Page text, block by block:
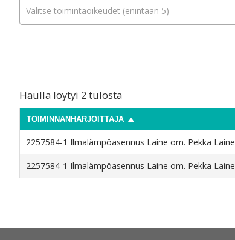
Valitse toimintaoikeudet (enintään 5)
Haulla löytyi 2tulosta
TOIMINNANHARJOITTAJA
2257584-1 Ilmalämpöasennus Laine om. Pekka Laine
2257584-1 Ilmalämpöasennus Laine om. Pekka Laine